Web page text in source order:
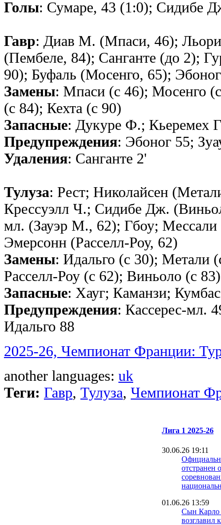
Голы: Сумаре, 43 (1:0); Сидибе
Гавр: Диав М. (Мпаси, 46);
(Пембеле, 84); Санганте (до 2);
90); Буфаль (Мосенго, 65);
Замены: Мпаси (с 46); Мосенго
(с 84); Кехта (с 90)
Запасные: Дукуре Ф.; Кьеремех
Предупреждения: Эбоног 55;
Удаления: Санганте 2'
Тулуза: Рест; Николайсен
Крессуэлл Ч.; Сидибе Дж.
мл. (Зауэр М., 62); Гбоу;
Эмерсонн (Расселл-Роу, 62)
Замены: Идальго (с 30); Метали
Расселл-Роу (с 62); Виньоло (с 83)
Запасные: Хауг; Каманзи;
Предупреждения: Кассерес-мл.
Идальго 88
2025-26, Чемпионат Франции:
another languages: uk
Теги: Гавр, Тулуза, Чемпионат
Лига 1 2025-26
30.06.26 19:11
отстранен
01.06.26 13:59
Сын Карло
возглавил